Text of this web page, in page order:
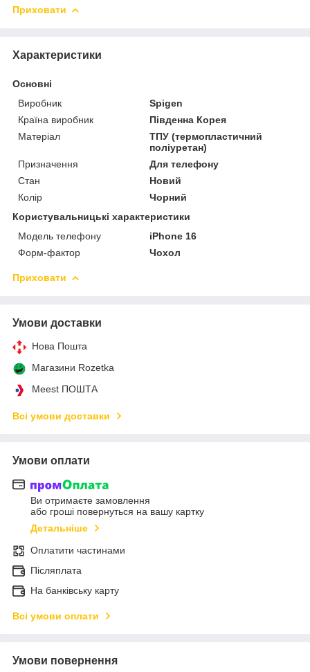
Приховати
Характеристики
Основні
Виробник
Spigen
Країна виробник
Південна Корея
Матеріал
ТПУ (термопластичний
поліуретан)
Призначення
Для телефону
Стан
Новий
Колір
Чорний
Користувальницькі характеристики
Модель телефону
iPhone 16
Форм-фактор
Чохол
Приховати
Умови доставки
Нова Пошта
Магазини Rozetka
Meest ПОШТА
Всі умови доставки
Умови оплати
Ви отримаєте замовлення
або гроші повернуться на вашу картку
Детальніше
Оплатити частинами
Післяплата
На банківську карту
Всі умови оплати
Умови повернення